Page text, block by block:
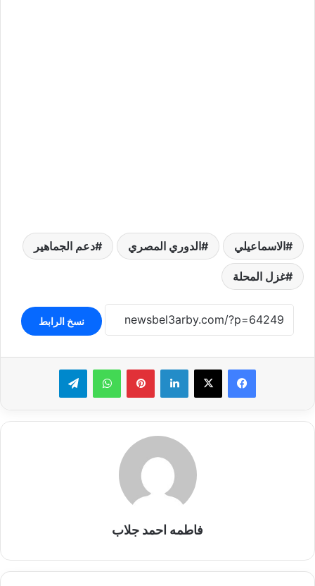
الاسماعيلي الدوري المصري دعم الجماهير
غزل المحلة
نسخ الرابط
لينكدإن بينتيريستواتساب تيلقرام
فاطمه احمد جلاب